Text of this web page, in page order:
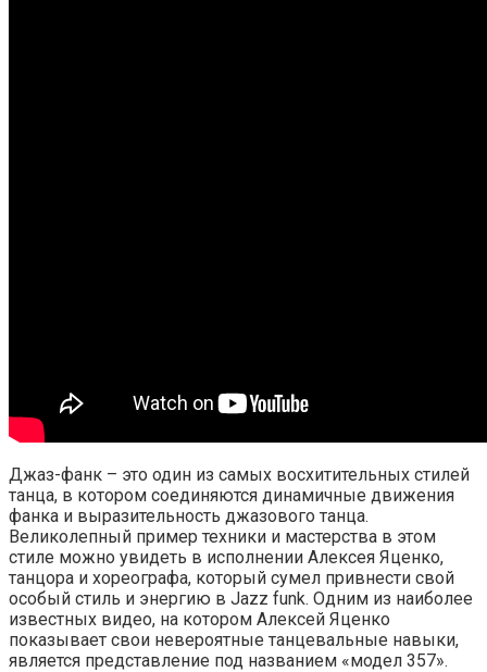
Джаз-фанк – это один из самых восхитительных стилей
танца, в котором соединяются динамичные движения
фанка и выразительность джазового танца.
Великолепный пример техники и мастерства в этом
стиле можно увидеть в исполнении Алексея Яценко,
танцора и хореографа, который сумел привнести свой
особый стиль и энергию в Jazz funk. Одним из наиболее
известных видео, на котором Алексей Яценко
показывает свои невероятные танцевальные навыки,
является представление под названием «модел 357».